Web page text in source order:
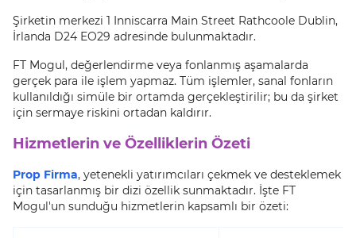
Şirketin merkezi 1 Inniscarra Main Street Rathcoole Dublin,
İrlanda D24 EO29 adresinde bulunmaktadır.
FT Mogul, değerlendirme veya fonlanmış aşamalarda
gerçek para ile işlem yapmaz. Tüm işlemler, sanal fonların
kullanıldığı simüle bir ortamda gerçekleştirilir; bu da şirket
için sermaye riskini ortadan kaldırır.
Hizmetlerin ve Özelliklerin Özeti
Prop Firma, yetenekli yatırımcıları çekmek ve desteklemek
için tasarlanmış bir dizi özellik sunmaktadır. İşte FT
Mogul'un sunduğu hizmetlerin kapsamlı bir özeti: